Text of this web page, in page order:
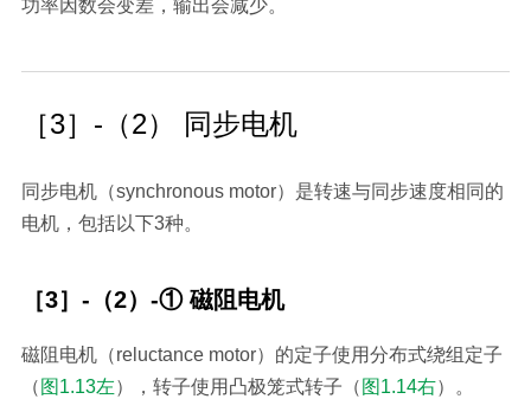
功率因数会变差，输出会减少。
［3］-（2） 同步电机
同步电机（synchronous motor）是转速与同步速度相同的
电机，包括以下3种。
［3］-（2）-① 磁阻电机
磁阻电机（reluctance motor）的定子使用分布式绕组定子
（ 图1.13左），转子使用凸极笼式转子（ 图1.14右）。